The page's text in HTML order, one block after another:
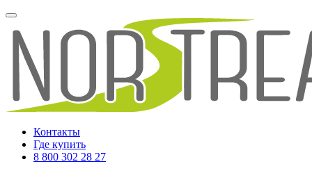
Контакты
Где купить
8 800 302 28 27